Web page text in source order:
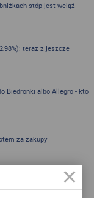
stóp jest wciąż
teraz z jeszcze
Biedronki albo Allegro - kto
za zakupy
S.A.